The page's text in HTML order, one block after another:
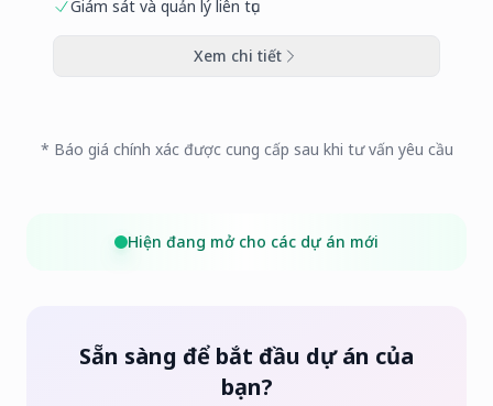
Giám sát và quản lý liên tục
Xem chi tiết
* Báo giá chính xác được cung cấp sau khi tư vấn yêu cầu
Hiện đang mở cho các dự án mới
Sẵn sàng để bắt đầu dự án của
bạn?